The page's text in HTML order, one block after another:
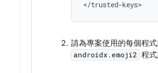
請為專案使用的每個程
androidx.emoji2 程式